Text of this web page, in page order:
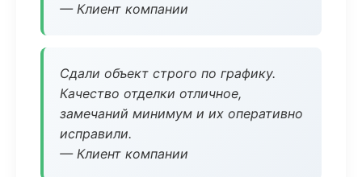
— Клиент компании
Сдали объект строго по графику.
Качество отделки отличное,
замечаний минимум и их оперативно
исправили.
— Клиент компании